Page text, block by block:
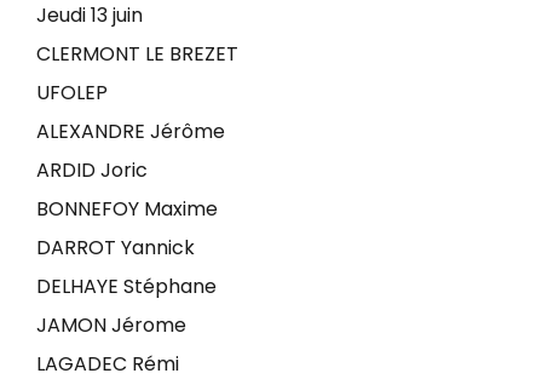
Jeudi 13 juin
CLERMONT LE BREZET
UFOLEP
ALEXANDRE Jérôme
ARDID Joric
BONNEFOY Maxime
DARROT Yannick
DELHAYE Stéphane
JAMON Jérome
LAGADEC Rémi